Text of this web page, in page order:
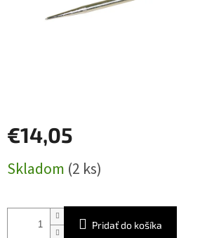
€14,05
cena:
Skladom (2 ks)
Pridať do košíka